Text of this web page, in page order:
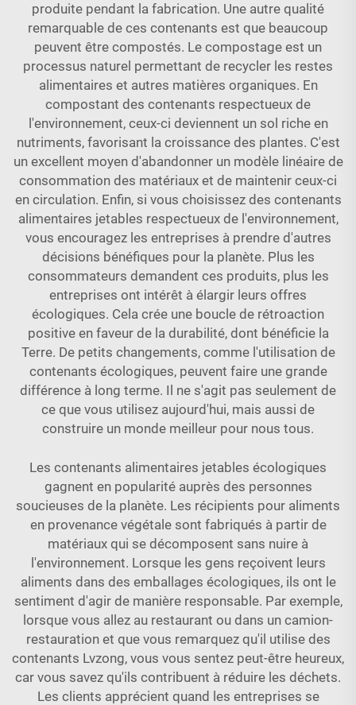
produite pendant la fabrication. Une autre qualité
remarquable de ces contenants est que beaucoup
peuvent être compostés. Le compostage est un
processus naturel permettant de recycler les restes
alimentaires et autres matières organiques. En
compostant des contenants respectueux de
l'environnement, ceux-ci deviennent un sol riche en
nutriments, favorisant la croissance des plantes. C'est
un excellent moyen d'abandonner un modèle linéaire de
consommation des matériaux et de maintenir ceux-ci
en circulation. Enfin, si vous choisissez des contenants
alimentaires jetables respectueux de l'environnement,
vous encouragez les entreprises à prendre d'autres
décisions bénéfiques pour la planète. Plus les
consommateurs demandent ces produits, plus les
entreprises ont intérêt à élargir leurs offres
écologiques. Cela crée une boucle de rétroaction
positive en faveur de la durabilité, dont bénéficie la
Terre. De petits changements, comme l'utilisation de
contenants écologiques, peuvent faire une grande
différence à long terme. Il ne s'agit pas seulement de
ce que vous utilisez aujourd'hui, mais aussi de
construire un monde meilleur pour nous tous.
Les contenants alimentaires jetables écologiques
gagnent en popularité auprès des personnes
soucieuses de la planète. Les récipients pour aliments
en provenance végétale sont fabriqués à partir de
matériaux qui se décomposent sans nuire à
l'environnement. Lorsque les gens reçoivent leurs
aliments dans des emballages écologiques, ils ont le
sentiment d'agir de manière responsable. Par exemple,
lorsque vous allez au restaurant ou dans un camion-
restauration et que vous remarquez qu'il utilise des
contenants Lvzong, vous vous sentez peut-être heureux,
car vous savez qu'ils contribuent à réduire les déchets.
Les clients apprécient quand les entreprises se